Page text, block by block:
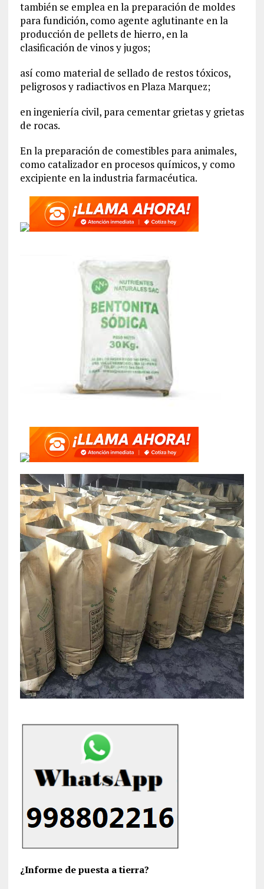
también se emplea en la preparación de moldes
para fundición, como agente aglutinante en la
producción de pellets de hierro, en la
clasificación de vinos y jugos;
así como material de sellado de restos tóxicos,
peligrosos y radiactivos en Plaza Marquez;
en ingeniería civil, para cementar grietas y grietas
de rocas.
En la preparación de comestibles para animales,
como catalizador en procesos químicos, y como
excipiente en la industria farmacéutica.
¿Informe de puesta a tierra?